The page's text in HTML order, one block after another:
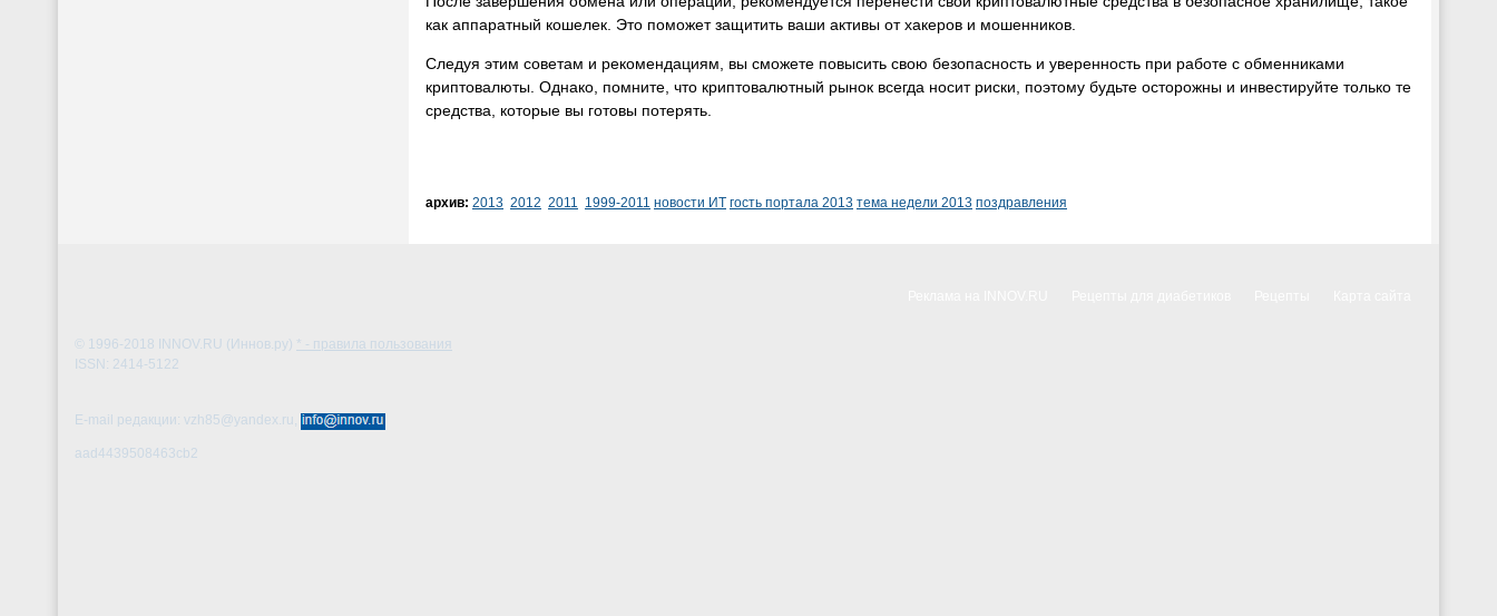
как аппаратный кошелек. Это поможет защитить ваши активы от хакеров и мошенников.
Следуя этим советам и рекомендациям, вы сможете повысить свою безопасность и уверенность при работе с обменниками
криптовалюты. Однако, помните, что криптовалютный рынок всегда носит риски, поэтому будьте осторожны и инвестируйте только те
средства, которые вы готовы потерять.
архив: 2013 2012 2011 1999-2011 новости ИТ гость портала 2013 тема недели 2013 поздравления
© 1996-2018 INNOV.RU (Иннов.ру) * - правила пользования
ISSN: 2414-5122
E-mail редакции: vzh85@yandex.ru,
aad4439508463cb2